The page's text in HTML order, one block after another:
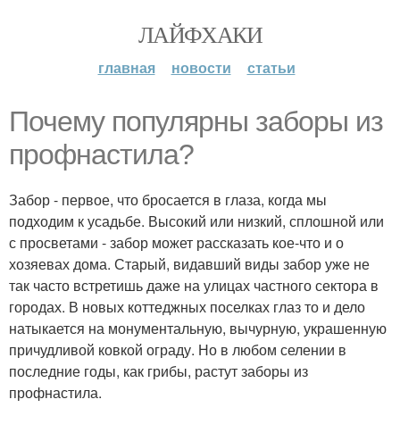
ЛАЙФХАКИ
главная новости статьи
Почему популярны заборы из
профнастила?
Забор - первое, что бросается в глаза, когда мы
подходим к усадьбе. Высокий или низкий, сплошной или
с просветами - забор может рассказать кое-что и о
хозяевах дома. Старый, видавший виды забор уже не
так часто встретишь даже на улицах частного сектора в
городах. В новых коттеджных поселках глаз то и дело
натыкается на монументальную, вычурную, украшенную
причудливой ковкой ограду. Но в любом селении в
последние годы, как грибы, растут заборы из
профнастила.